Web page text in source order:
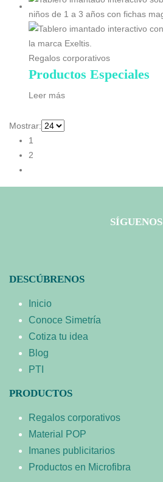
Regalos corporativos
Productos Especiales
Leer más
Mostrar:
1
2
SÍGUENOS
DESCÚBRENOS
Inicio
Conoce Simetría
Cotiza tu idea
Blog
PTI
PRODUCTOS
Regalos corporativos
Material POP
Imanes publicitarios
Productos en Microfibra